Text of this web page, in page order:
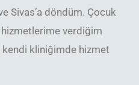
Sivas’a döndüm. Çocuk
hizmetlerime verdiğim
kendi kliniğimde hizmet